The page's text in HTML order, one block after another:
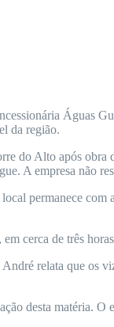
Águas
da região.
do Alto após
A empresa não
permanece com
cerca de três
relata que os
desta matéria. O